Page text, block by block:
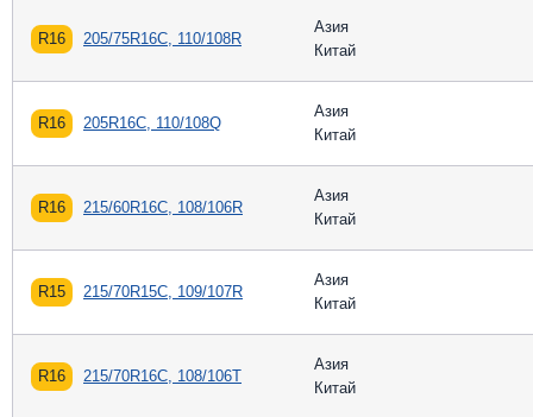
R16 205/75R16C, 110/108R
Азия
Китай
R16 205R16C, 110/108Q
Азия
Китай
R16 215/60R16C, 108/106R
Азия
Китай
R15 215/70R15C, 109/107R
Азия
Китай
R16 215/70R16C, 108/106T
Азия
Китай